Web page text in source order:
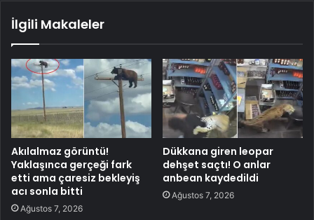
İlgili Makaleler
Akılalmaz görüntü!
Yaklaşınca gerçeği fark
etti ama çaresiz bekleyiş
acı sonla bitti
Ağustos 7, 2026
Dükkana giren leopar
dehşet saçtı! O anlar
anbean kaydedildi
Ağustos 7, 2026